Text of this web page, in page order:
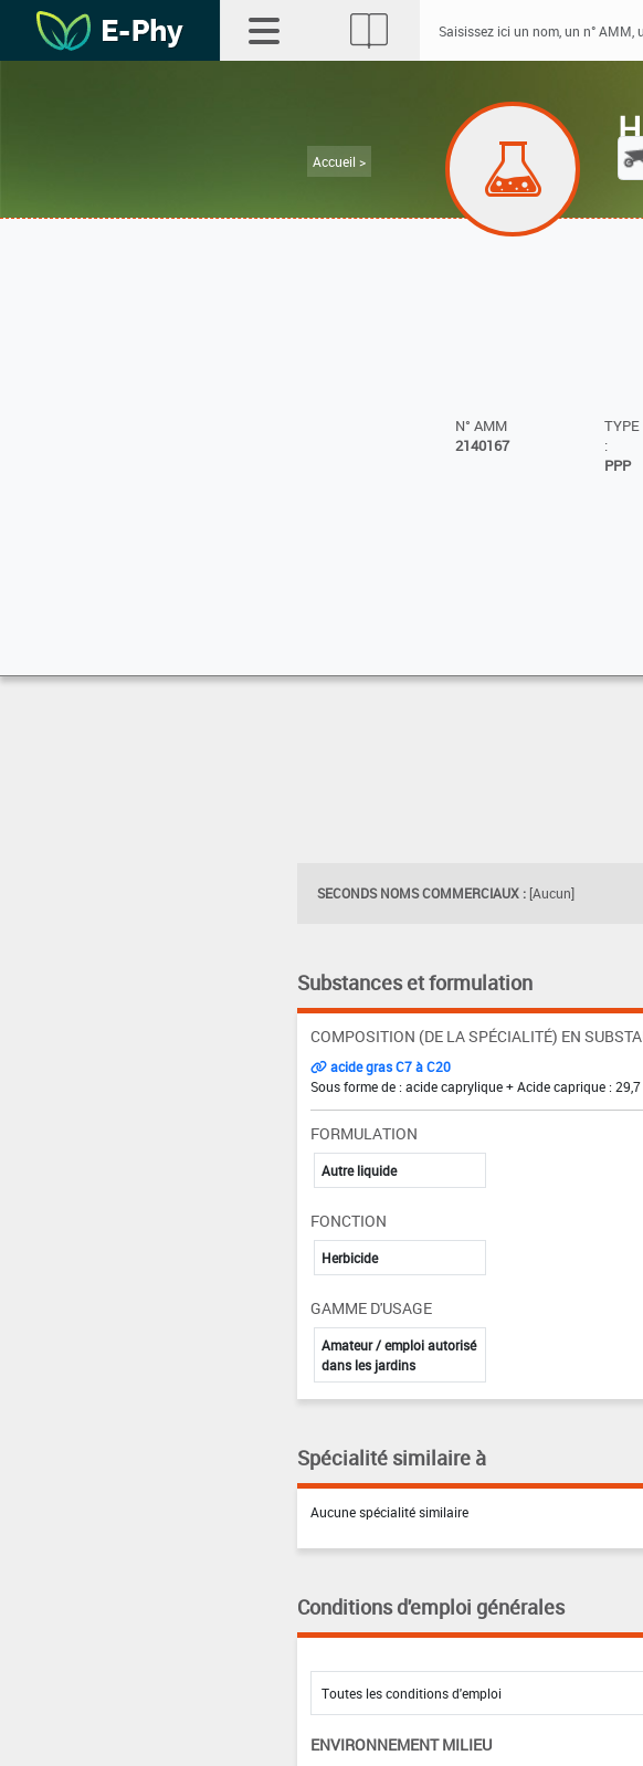
Accueil >
N° AMM
2140167
:
PPP
SECONDS NOMS COMMERCIAUX : [Aucun]
Substances et formulation
COMPOSITION (DE LA SPÉCIALITÉ) EN
acide gras C7 à C20
Sous forme de : acide caprylique + Acide caprique : 29,7
FORMULATION
Autre liquide
FONCTION
Herbicide
GAMME D'USAGE
Amateur / emploi autorisé
dans les jardins
Spécialité similaire à
Aucune spécialité similaire
Conditions d'emploi générales
ENVIRONNEMENT MILIEU